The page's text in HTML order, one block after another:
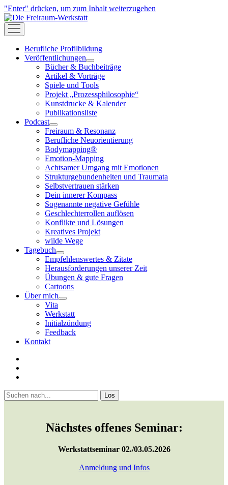
"Enter" drücken, um zum Inhalt weiterzugehen
Die
Freiraum-
Werkstatt
open
menu
Berufliche Profilbildung
Veröffentlichungen
open
menu
Bücher & Buchbeiträge
Artikel & Vorträge
Spiele und Tools
Projekt „Prozessphilosophie“
Kunstdrucke & Kalender
Publikationsliste
Podcast
open
menu
Freiraum & Resonanz
Berufliche Neuorientierung
Bodymapping®
Emotion-Mapping
Achtsamer Umgang mit Emotionen
Strukturgebundenheiten und Traumata
Selbstvertrauen stärken
Dein innerer Kompass
Sogenannte negative Gefühle
Geschlechterrollen auflösen
Konflikte und Lösungen
Kreatives Projekt
wilde Wege
Tagebuch
open
menu
Empfehlenswertes & Zitate
Herausforderungen unserer Zeit
Übungen & gute Fragen
Cartoons
Über mich
open
Vita
Werkstatt
Initialzündung
Feedback
Kontakt
Sidebar
Suchen
Nächstes offenes Seminar:
Werkstattseminar 02./03.05.2026
Anmeldung und Infos